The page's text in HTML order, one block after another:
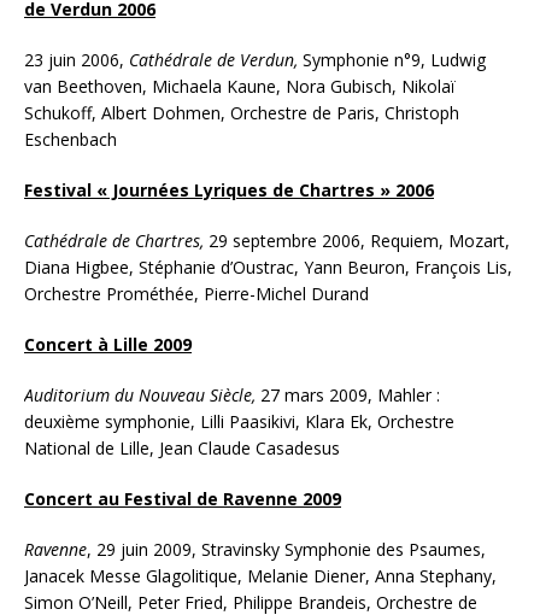
de Verdun 2006
23 juin 2006, Cathédrale de Verdun, Symphonie n°9, Ludwig
van Beethoven, Michaela Kaune, Nora Gubisch, Nikolaï
Schukoff, Albert Dohmen, Orchestre de Paris, Christoph
Eschenbach
Festival « Journées Lyriques de Chartres » 2006
Cathédrale de Chartres, 29 septembre 2006, Requiem, Mozart,
Diana Higbee, Stéphanie d’Oustrac, Yann Beuron, François Lis,
Orchestre Prométhée, Pierre-Michel Durand
Concert à Lille 2009
Auditorium du Nouveau Siècle, 27 mars 2009, Mahler :
deuxième symphonie, Lilli Paasikivi, Klara Ek, Orchestre
National de Lille, Jean Claude Casadesus
Concert au Festival de Ravenne 2009
Ravenne, 29 juin 2009, Stravinsky Symphonie des Psaumes,
Janacek Messe Glagolitique, Melanie Diener, Anna Stephany,
Simon O’Neill, Peter Fried, Philippe Brandeis, Orchestre de